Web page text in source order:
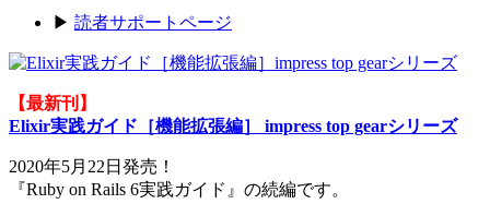
▶ 読者サポートページ
【最新刊】
Elixir実践ガイド［機能拡張編］ impress top gearシリーズ
2020年5月22日発売！
『Ruby on Rails 6実践ガイド』の続編です。